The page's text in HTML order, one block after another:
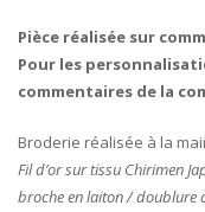
Pièce réalisée sur
Pour les
commentaires de la
Broderie réalisée à la
Fil d’or sur tissu Chirimen
broche en laiton / doublure